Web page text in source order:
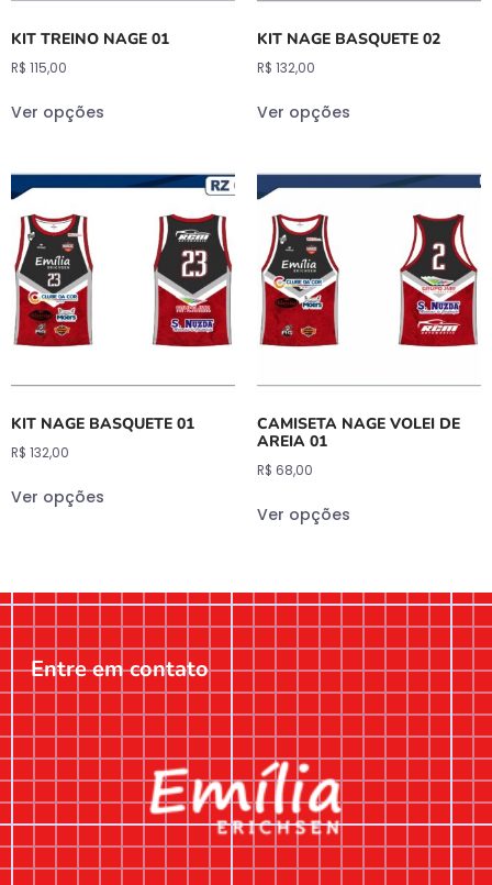
KIT TREINO NAGE 01
R$ 115,00
Ver opções
KIT NAGE BASQUETE 02
R$ 132,00
Ver opções
KIT NAGE BASQUETE 01
R$ 132,00
Ver opções
CAMISETA NAGE VOLEI DE
AREIA 01
R$ 68,00
Ver opções
Entre em contato